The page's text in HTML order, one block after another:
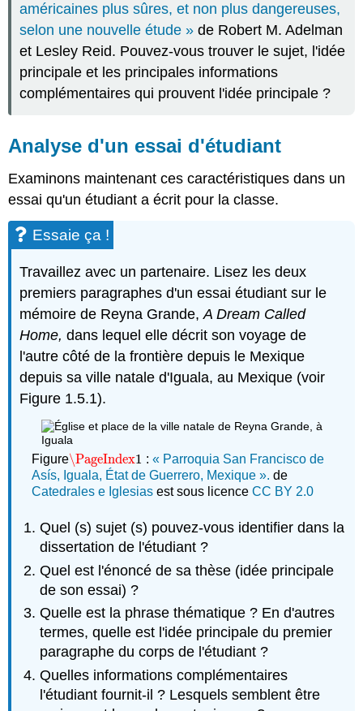
américaines plus sûres, et non plus dangereuses,
selon une nouvelle étude » de Robert M. Adelman
et Lesley Reid. Pouvez-vous trouver le sujet, l'idée
principale et les principales informations
complémentaires qui prouvent l'idée principale ?
Analyse d'un essai d'étudiant
Examinons maintenant ces caractéristiques dans un
essai qu'un étudiant a écrit pour la classe.
Essaie ça !
Travaillez avec un partenaire. Lisez les deux
premiers paragraphes d'un essai étudiant sur le
mémoire de Reyna Grande,A Dream Called
Home, dans lequel elle décrit son voyage de
l'autre côté de la frontière depuis le Mexique
depuis sa ville natale d'Iguala, au Mexique (voir
Figure 1.5.1).
Figure\PageIndex1
\PageIndex1 : « Parroquia San Francisco de
Asís, Iguala, État de Guerrero, Mexique ».de
Catedrales e Iglesias est sous licenceCC BY 2.0
Quel (s) sujet (s) pouvez-vous identifier dans la
dissertation de l'étudiant ?
Quel est l'énoncé de sa thèse (idée principale
de son essai) ?
Quelle est la phrase thématique ? En d'autres
termes, quelle est l'idée principale du premier
paragraphe du corps de l'étudiant ?
Quelles informations complémentaires
l'étudiant fournit-il ? Lesquels semblent être